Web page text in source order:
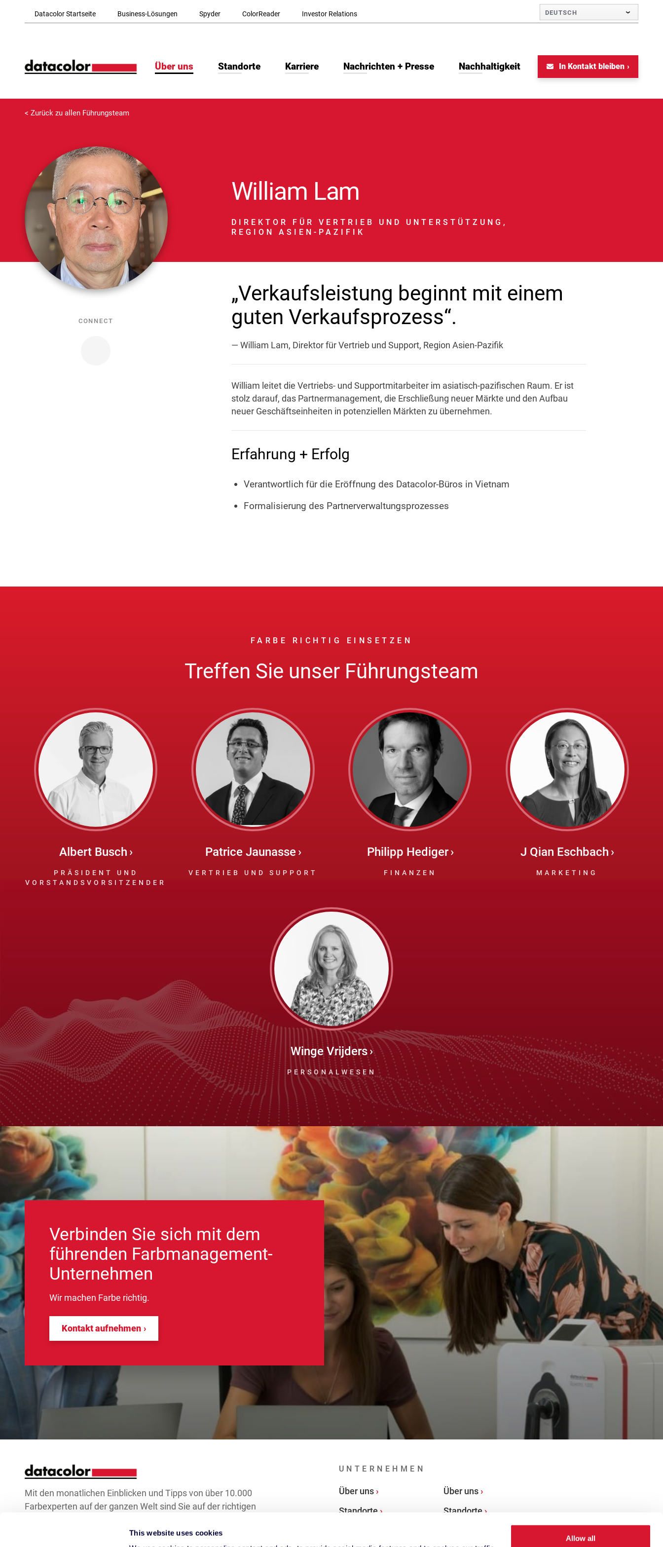
This website uses cookies
Allow all
Datacolor Startseite Business-Lösungen Spyder ColorReader Investor Relations DEUTSCH
Über uns Standorte Karriere Nachrichten + Presse Nachhaltigkeit In Kontakt bleiben
< Zurück zu allen Führungsteam
William Lam
DIREKTOR FÜR VERTRIEB UND UNTERSTÜTZUNG,
REGION ASIEN-PAZIFIK
CONNECT
„Verkaufsleistung beginnt mit einem
guten Verkaufsprozess“.
— William Lam, Direktor für Vertrieb und Support, Region Asien-Pazifik
William leitet die Vertriebs- und Supportmitarbeiter im asiatisch-pazifischen Raum. Er ist
stolz darauf, das Partnermanagement, die Erschließung neuer Märkte und den Aufbau
neuer Geschäftseinheiten in potenziellen Märkten zu übernehmen.
Erfahrung + Erfolg
Verantwortlich für die Eröffnung des Datacolor-Büros in Vietnam
Formalisierung des Partnerverwaltungsprozesses
FARBE RICHTIG EINSETZEN
Treffen Sie unser Führungsteam
Albert Busch
PRÄSIDENT UND
VORSTANDSVORSITZENDER
Patrice Jaunasse
VERTRIEB UND SUPPORT
Philipp Hediger
FINANZEN
J Qian Eschbach
MARKETING
Winge Vrijders
PERSONALWESEN
Verbinden Sie sich mit dem
führenden Farbmanagement-
Unternehmen
Wir machen Farbe richtig.
Kontakt aufnehmen
Mit den monatlichen Einblicken und Tipps von über 10.000
Farbexperten auf der ganzen Welt sind Sie auf der richtigen
UNTERNEHMEN
Über uns
Standorte
Über uns
Standorte